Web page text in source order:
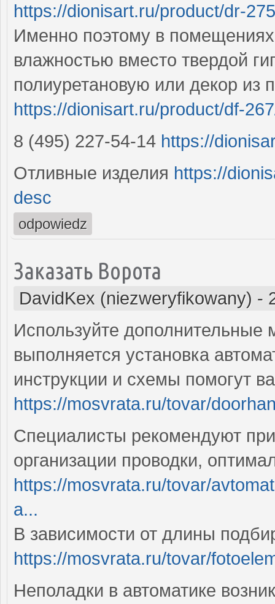
https://dionisart.ru/product/dr-
Именно поэтому в
влажностью вместо твердой
полиуретановую или декор из
https://dionisart.ru/product/df-
8 (495) 227-54-14 https://
Отливные изделия https://
desc
odpowiedz
Заказать Ворота
DavidKex (niezweryfikowany) -
Используйте дополнительные
выполняется установка
инструкции и схемы помогут
https://mosvrata.ru/tovar/
Специалисты рекомендуют
организации проводки,
https://mosvrata.ru/tovar/
a...
В зависимости от длины
https://mosvrata.ru/tovar/
Неполадки в автоматике